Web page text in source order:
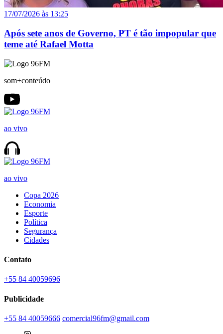
17/07/2026 às 13:25
Após sete anos de Governo, PT é tão impopular que
teme até Rafael Motta
som+conteúdo
ao vivo
ao vivo
Copa 2026
Economia
Esporte
Política
Segurança
Cidades
Contato
+55 84 40059696
Publicidade
+55 84 40059666 comercial96fm@gmail.com